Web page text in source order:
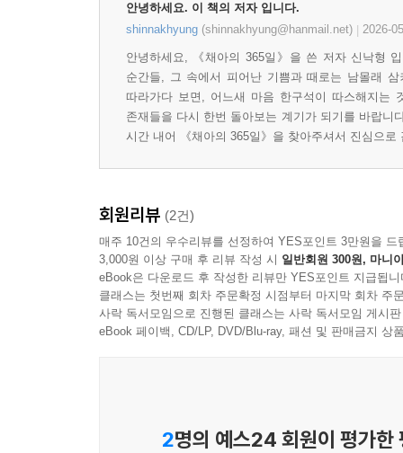
안녕하세요. 이 책의 저자 입니다.
shinnakhyung (shinnakhyung@hanmail.net) 2026-
안녕하세요, 《채아의 365일》을 쓴 저자 신낙형
순간들, 그 속에서 피어난 기쁨과 때로는 남몰래
따라가다 보면, 어느새 마음 한구석이 따스해지
존재들을 다시 한번 돌아보는 계기가 되기를 바랍
시간 내어 《채아의 365일》을 찾아주셔서 진심으로
회원리뷰 (2건)
매주 10건의 우수리뷰를 선정하여 YES포인트 3만원을 드
3,000원 이상 구매 후 리뷰 작성 시 일반회원 300원, 마니
eBook은 다운로드 후 작성한 리뷰만 YES포인트 지급됩니
클래스는 첫번째 회차 주문확정 시점부터 마지막 회차 주
사락 독서모임으로 진행된 클래스는 사락 독서모임 게시
eBook 페이백, CD/LP, DVD/Blu-ray, 패션 및 판매금지 상
2명의 예스24 회원이 평가한